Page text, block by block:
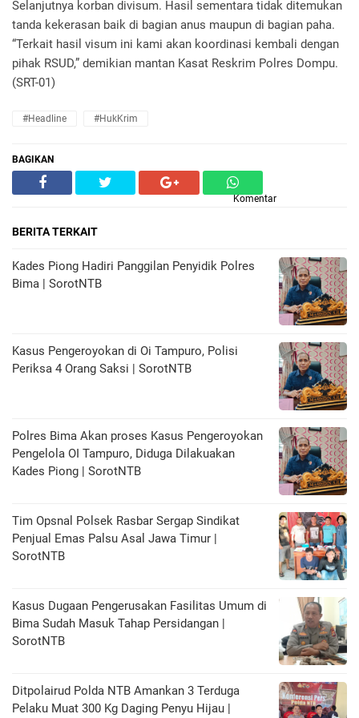
Selanjutnya korban divisum. Hasil sementara tidak ditemukan
tanda kekerasan baik di bagian anus maupun di bagian paha.
“Terkait hasil visum ini kami akan koordinasi kembali dengan
pihak RSUD,” demikian mantan Kasat Reskrim Polres Dompu.
(SRT-01)
#Headline #HukKrim
BAGIKAN
Komentar
BERITA TERKAIT
Kades Piong Hadiri Panggilan Penyidik Polres
Bima | SorotNTB
Kasus Pengeroyokan di Oi Tampuro, Polisi
Periksa 4 Orang Saksi | SorotNTB
Polres Bima Akan proses Kasus Pengeroyokan
Pengelola OI Tampuro, Diduga Dilakuakan
Kades Piong | SorotNTB
Tim Opsnal Polsek Rasbar Sergap Sindikat
Penjual Emas Palsu Asal Jawa Timur |
SorotNTB
Kasus Dugaan Pengerusakan Fasilitas Umum di
Bima Sudah Masuk Tahap Persidangan |
SorotNTB
Ditpolairud Polda NTB Amankan 3 Terduga
Pelaku Muat 300 Kg Daging Penyu Hijau |